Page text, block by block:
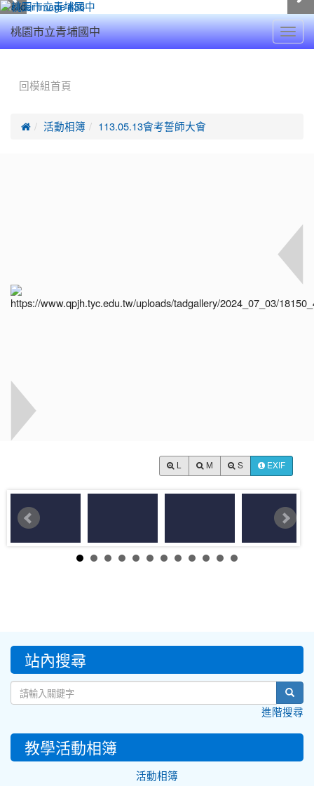
桃園市立青埔國中
回模組首頁
 活動相簿 113.05.13會考誓師大會
M S EXIF
::: 站內搜尋
進階搜尋
教學活動相簿
活動相簿